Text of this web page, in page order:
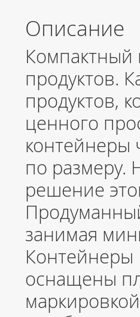
Описание
Компактный
продуктов.
продуктов,
ценного
контейнеры
по размеру.
решение
занимая
Контейнеры
оснащены